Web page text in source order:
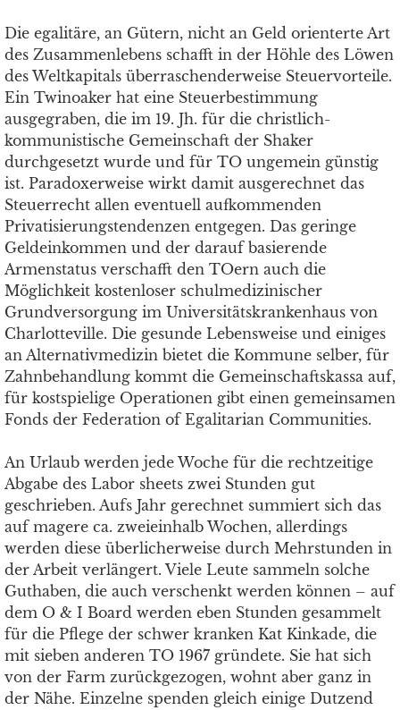
Die egalitäre, an Gütern, nicht an Geld orienterte Art
des Zusammenlebens schafft in der Höhle des Löwen
des Weltkapitals überraschenderweise Steuervorteile.
Ein Twinoaker hat eine Steuerbestimmung
ausgegraben, die im 19. Jh. für die christlich-
kommunistische Gemeinschaft der Shaker
durchgesetzt wurde und für TO ungemein günstig
ist. Paradoxerweise wirkt damit ausgerechnet das
Steuerrecht allen eventuell aufkommenden
Privatisierungstendenzen entgegen. Das geringe
Geldeinkommen und der darauf basierende
Armenstatus verschafft den TOern auch die
Möglichkeit kostenloser schulmedizinischer
Grundversorgung im Universitätskrankenhaus von
Charlotteville. Die gesunde Lebensweise und einiges
an Alternativmedizin bietet die Kommune selber, für
Zahnbehandlung kommt die Gemeinschaftskassa auf,
für kostspielige Operationen gibt einen gemeinsamen
Fonds der Federation of Egalitarian Communities.
An Urlaub werden jede Woche für die rechtzeitige
Abgabe des Labor sheets zwei Stunden gut
geschrieben. Aufs Jahr gerechnet summiert sich das
auf magere ca. zweieinhalb Wochen, allerdings
werden diese überlicherweise durch Mehrstunden in
der Arbeit verlängert. Viele Leute sammeln solche
Guthaben, die auch verschenkt werden können – auf
dem O & I Board werden eben Stunden gesammelt
für die Pflege der schwer kranken Kat Kinkade, die
mit sieben anderen TO 1967 gründete. Sie hat sich
von der Farm zurückgezogen, wohnt aber ganz in
der Nähe. Einzelne spenden gleich einige Dutzend